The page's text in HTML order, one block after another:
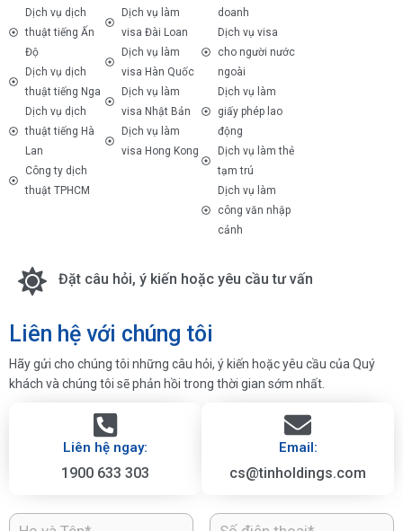
Dịch vụ dịch
thuật tiếng Ấn
Độ
Dịch vụ dịch
thuật tiếng Nga
Dịch vụ dịch
thuật tiếng Hà
Lan
Công ty dịch
thuật TPHCM
Dịch vụ làm
visa Đài Loan
Dịch vụ làm
visa Hàn Quốc
Dịch vụ làm
visa Nhật Bản
Dịch vụ làm
visa Hong Kong
doanh
Dịch vụ visa
cho người nước
ngoài
Dịch vụ làm
giấy phép lao
động
Dịch vụ làm thẻ
tạm trú
Dịch vụ làm
công văn nhập
cảnh
Đặt câu hỏi, ý kiến hoặc yêu cầu tư vấn
Liên hệ với chúng tôi
Hãy gửi cho chúng tôi những câu hỏi, ý kiến hoặc yêu cầu của Quý
khách và chúng tôi sẽ phản hồi trong thời gian sớm nhất.
Liên hệ ngay:
1900 633 303
Email:
cs@tinholdings.com